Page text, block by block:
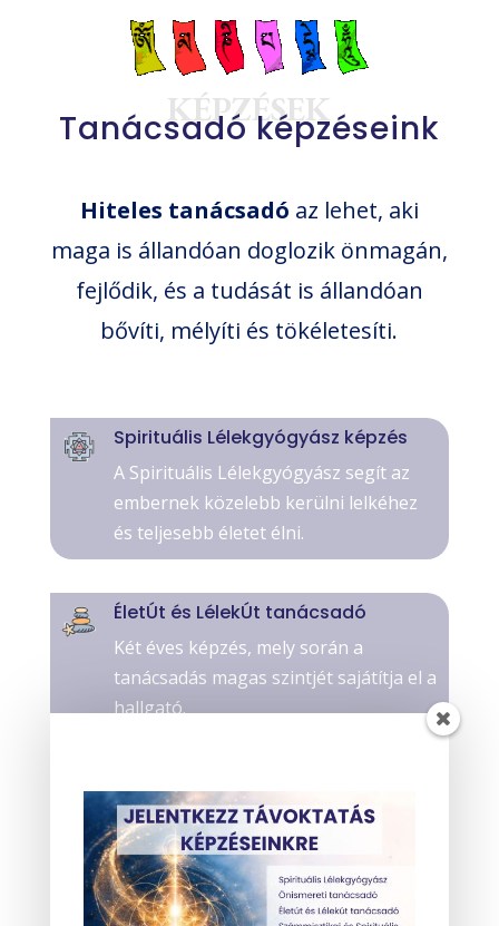
KÉPZÉSEK
Tanácsadó képzéseink
Hiteles tanácsadó az lehet, aki
maga is állandóan doglozik önmagán,
fejlődik, és a tudását is állandóan
bővíti, mélyíti és tökéletesíti.
Spirituális Lélekgyógyász képzés
A Spirituális Lélekgyógyász segít az
embernek közelebb kerülni lelkéhez
és teljesebb életet élni.
ÉletÚt és LélekÚt tanácsadó
Két éves képzés, mely során a
tanácsadás magas szintjét sajátítja el a
hallgató.
Önismereti tancsadó képzés
1,5 éves képzés, mely az önismeret és
a lélekismeret témákban ad átfogó
tudást.